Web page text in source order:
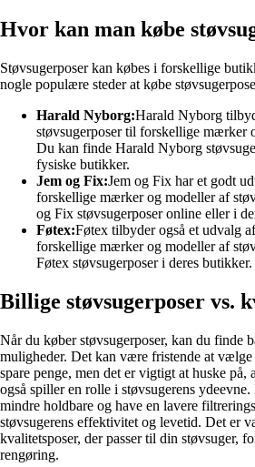
Hvor kan man købe
Støvsugerposer kan købes i forskellige
nogle populære steder at købe
Harald Nyborg:Harald Nyborg
støvsugerposer til forskellige mærker
Du kan finde Harald Nyborg
fysiske butikker.
Jem og Fix:Jem og Fix har et godt
forskellige mærker og modeller af
og Fix støvsugerposer online eller i
Føtex:Føtex tilbyder også et udvalg
forskellige mærker og modeller af
Føtex støvsugerposer i deres butikker.
Billige støvsugerposer vs.
Når du køber støvsugerposer, kan du finde
muligheder. Det kan være fristende at
spare penge, men det er vigtigt at huske på,
også spiller en rolle i støvsugerens
mindre holdbare og have en lavere
støvsugerens effektivitet og levetid. Det er
kvalitetsposer, der passer til din støvsuger,
rengøring.